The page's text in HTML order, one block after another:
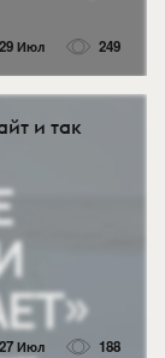
29 Июл 249
и так
27 Июл 188